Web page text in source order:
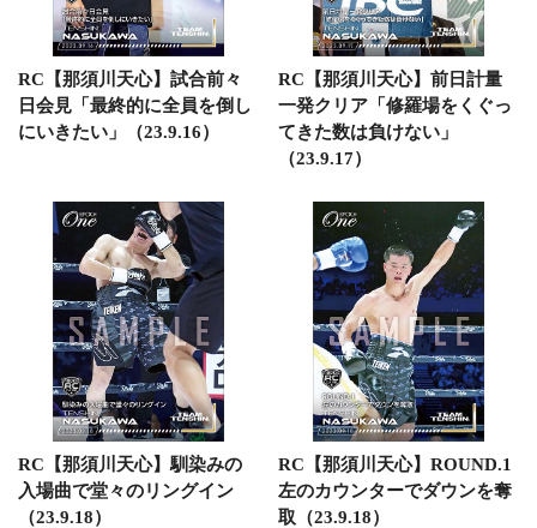
RC【那須川天心】試合前々
日会見「最終的に全員を倒し
にいきたい」（23.9.16）
RC【那須川天心】前日計量
一発クリア「修羅場をくぐっ
てきた数は負けない」
（23.9.17）
RC【那須川天心】馴染みの
入場曲で堂々のリングイン
（23.9.18）
RC【那須川天心】ROUND.1
左のカウンターでダウンを奪
取（23.9.18）